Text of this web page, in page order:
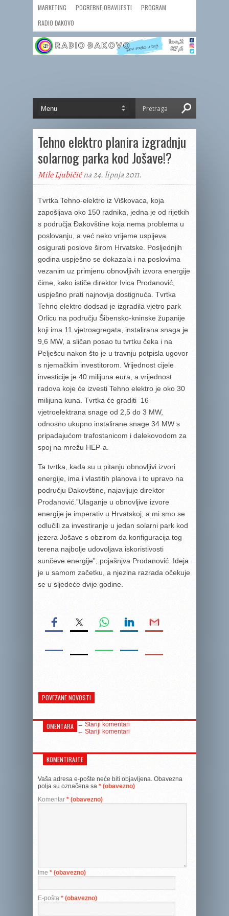
MARKETING POGREBNE OBAVIJESTI
PROGRAM
RADIO ĐAKOVO
Tehno elektro planira izgradnju
solarnog parka kod Jošave!?
Mile Ljubičićna 24. lipnja 2011.
Tvrtka Tehno-elektro iz Viškovaca, koja
zapošljava oko 150 radnika, jedna je od rijetkih
s područja Đakovštine koja nema problema u
poslovanju, a već neko vrijeme uspijeva
osigurati poslove širom Hrvatske. Posljednjih
godina uspješno se dokazala i na poslovima
vezanim uz primjenu obnovljivih izvora energije
čime, kako ističe direktor Ivica Prodanović,
uspješno prati najnovija dostignuća. Tvrtka
Tehno elektro dodsad je izgradila vjetro park
Orlicu na području Šibensko-kninske županije
koji ima 11 vjetroagregata, instalirana snaga je
9,6 MW, a sličan posao tu tvrtku čeka i na
Pelješcu nakon što je u travnju potpisla ugovor
s njemačkim investitorom. Vrijednost cijele
investicije je 40 milijuna eura, a vrijednost
radova koje će izvesti Tehno elektro je oko 30
milijuna kuna. Tvrtka će graditi 16
vjetroelektrana snage od 2,5 do 3 MW,
odnosno ukupno instalirane snage 34 MW s
pripadajućom trafostanicom i dalekovodom za
spoj na mrežu HEP-a.
Ta tvrtka, kada su u pitanju obnovljivi izvori
energije, ima i vlastitih planova i to upravo na
području Đakovštine, najavljuje direktor
Prodanović.”Ulaganje u obnovljive izvore
energije je imperativ u Hrvatskoj, a mi smo se
odlučili za investiranje u jedan solarni park kod
jezera Jošave s obzirom da konfiguracija tog
terena najbolje udovoljava iskoristivosti
sunčeve energije”, pojašnjva Prodanović. Ideja
je u samom začetku, a njezina razrada očekuje
se u sljedeće dvije godine.
POVEZANE NOVOSTI
OMENTARA
← Stariji komentari
← Stariji komentari
KOMENTIRAJTE
Vaša adresa e-pošte neće biti objavljena. Obavezna
polja su označena sa * (obavezno)
Komentar * (obavezno)
Ime * (obavezno)
E-pošta * (obavezno)